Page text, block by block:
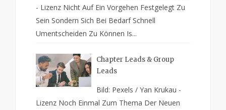
- Lizenz Nicht Auf Ein Vorgehen Festgelegt Zu
Sein Sondern Sich Bei Bedarf Schnell
Umentscheiden Zu Können Is...
Chapter Leads & Group
Leads
Bild: Pexels / Yan Krukau -
Lizenz Noch Einmal Zum Thema Der Neuen